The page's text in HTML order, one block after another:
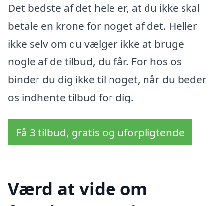
Det bedste af det hele er, at du ikke skal
betale en krone for noget af det. Heller
ikke selv om du vælger ikke at bruge
nogle af de tilbud, du får. For hos os
binder du dig ikke til noget, når du beder
os indhente tilbud for dig.
Få 3 tilbud, gratis og uforpligtende
Værd at vide om